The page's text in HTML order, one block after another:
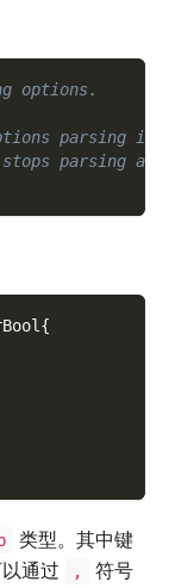
options.
parsing in
stops parsing
{
类型。其中键
通过
,
符号